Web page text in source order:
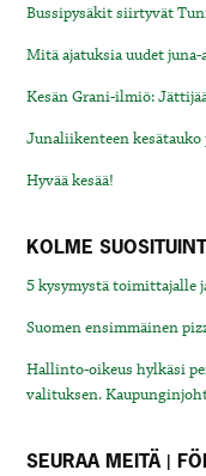
Bussipysäkit siirtyvät
Mitä ajatuksia uudet
Kesän Grani-ilmiö:
Junaliikenteen
Hyvää kesää!
KOLME
5 kysymystä toimittajalle
Suomen ensimmäinen
Hallinto-oikeus hylkäsi
valituksen.
SEURAA MEITÄ |